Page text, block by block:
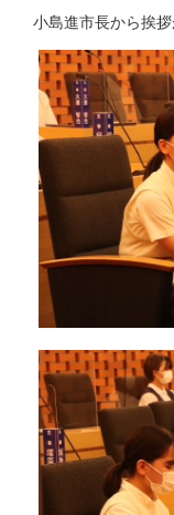
小島進市長から挨拶